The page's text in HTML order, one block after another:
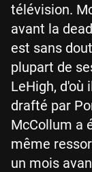
télévision.
avant la
est sans
plupart de
LeHigh, d'où
drafté par
McCollum a
même
un mois